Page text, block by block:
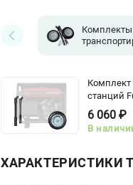
Комплект
станций
6 060 ₽
В
ХАРАКТЕРИСТИКИ